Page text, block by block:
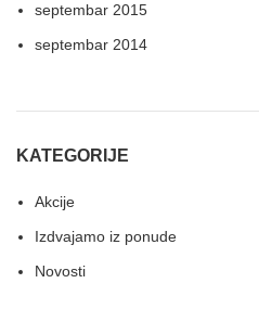
septembar 2015
septembar 2014
KATEGORIJE
Akcije
Izdvajamo iz ponude
Novosti